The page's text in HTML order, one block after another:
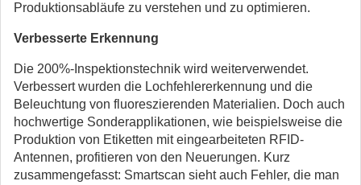
Produktionsabläufe zu verstehen und zu optimieren.
Verbesserte Erkennung
Die 200%-Inspektionstechnik wird weiterverwendet.
Verbessert wurden die Lochfehlererkennung und die
Beleuchtung von fluoreszierenden Materialien. Doch auch
hochwertige Sonderapplikationen, wie beispielsweise die
Produktion von Etiketten mit eingearbeiteten RFID-
Antennen, profitieren von den Neuerungen. Kurz
zusammengefasst: Smartscan sieht auch Fehler, die man